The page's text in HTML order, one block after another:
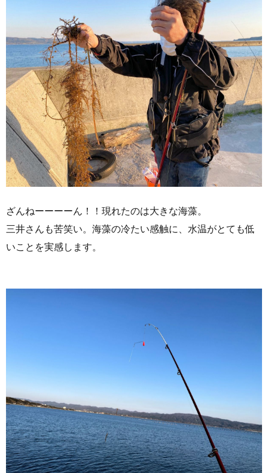
ざんねーーーーん！！現れたのは大きな海藻。
三井さんも苦笑い。海藻の冷たい感触に、水温がとても低
いことを実感します。